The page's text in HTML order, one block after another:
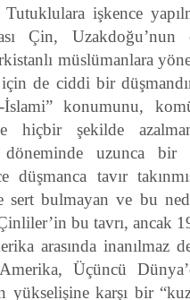
işkence
Çin, Uzakdoğu’nun
müslümanlara
de ciddi bir
konumunu,
hiçbir şekilde
uzunca bir
düşmanca tavır
sert bulmayan ve bu
bu tavrı, ancak
arasında inanılmaz
Üçüncü
yükselişine karşı bir